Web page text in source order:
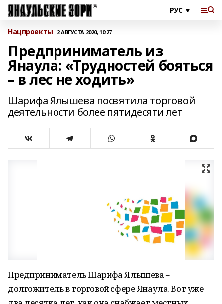
Нацпроекты 2 АВГУСТА 2020, 10:27
Предприниматель из
Янаула: «Трудностей бояться
– в лес не ходить»
Шарифа Ялышева посвятила торговой
деятельности более пятидесяти лет
Предприниматель Шарифа Ялышева –
долгожитель в торговой сфере Янаула. Вот уже